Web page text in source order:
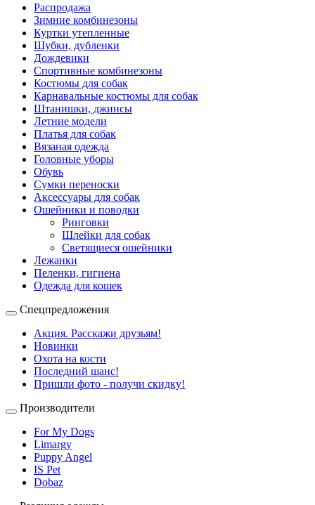
Распродажа
Зимние комбинезоны
Куртки утепленные
Шубки, дубленки
Дождевики
Спортивные комбинезоны
Костюмы для собак
Карнавальные костюмы для собак
Штанишки, джинсы
Летние модели
Платья для собак
Вязаная одежда
Головные уборы
Обувь
Сумки переноски
Аксессуары для собак
Ошейники и поводки
Ринговки
Шлейки для собак
Светящиеся ошейники
Лежанки
Пеленки, гигиена
Одежда для кошек
Спецпредложения
Акция. Расскажи друзьям!
Новинки
Охота на кости
Последний шанс!
Пришли фото - получи скидку!
Производители
For My Dogs
Limargy
Puppy Angel
IS Pet
Dobaz